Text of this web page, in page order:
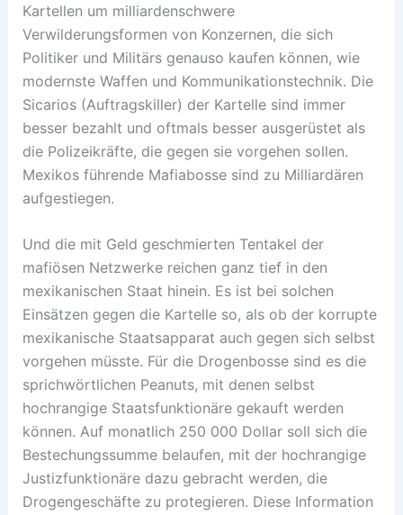
Kartellen um milliardenschwere
Verwilderungsformen von Konzernen, die sich
Politiker und Militärs genauso kaufen können, wie
modernste Waffen und Kommunikationstechnik. Die
Sicarios (Auftragskiller) der Kartelle sind immer
besser bezahlt und oftmals besser ausgerüstet als
die Polizeikräfte, die gegen sie vorgehen sollen.
Mexikos führende Mafiabosse sind zu Milliardären
aufgestiegen.
Und die mit Geld geschmierten Tentakel der
mafiösen Netzwerke reichen ganz tief in den
mexikanischen Staat hinein. Es ist bei solchen
Einsätzen gegen die Kartelle so, als ob der korrupte
mexikanische Staatsapparat auch gegen sich selbst
vorgehen müsste. Für die Drogenbosse sind es die
sprichwörtlichen Peanuts, mit denen selbst
hochrangige Staatsfunktionäre gekauft werden
können. Auf monatlich 250 000 Dollar soll sich die
Bestechungssumme belaufen, mit der hochrangige
Justizfunktionäre dazu gebracht werden, die
Drogengeschäfte zu protegieren. Diese Information